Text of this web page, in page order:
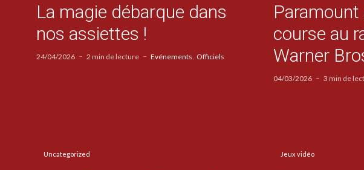
La magie débarque dans
nos assiettes !
24/04/2026 2 min de lecture Evénements Officiels
Paramount
course au
Warner
04/03/2026 3 min de
Uncategorized Jeux vidéo